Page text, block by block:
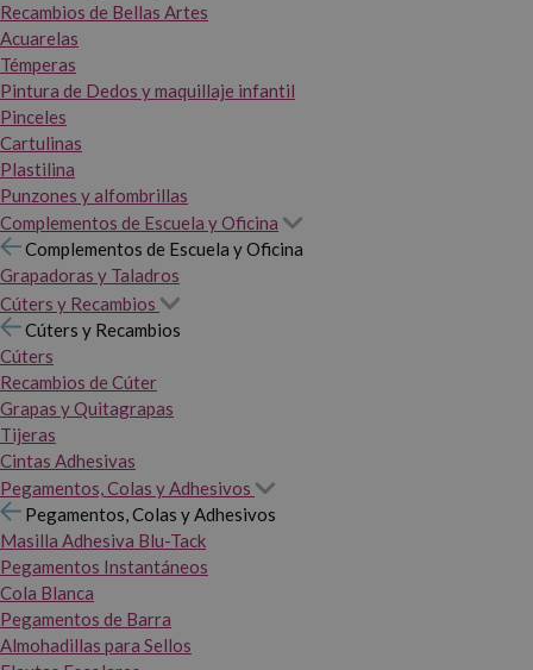
Recambios de Bellas Artes
Acuarelas
Témperas
Pintura de Dedos y maquillaje infantil
Pinceles
Cartulinas
Plastilina
Punzones y alfombrillas
Complementos de Escuela y Oficina
Complementos de Escuela y Oficina
Grapadoras y Taladros
Cúters y Recambios
Cúters y Recambios
Cúters
Recambios de Cúter
Grapas y Quitagrapas
Tijeras
Cintas Adhesivas
Pegamentos, Colas y Adhesivos
Pegamentos, Colas y Adhesivos
Masilla Adhesiva Blu-Tack
Pegamentos Instantáneos
Cola Blanca
Pegamentos de Barra
Almohadillas para Sellos